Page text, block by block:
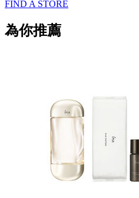
FIND A STORE
為你推薦